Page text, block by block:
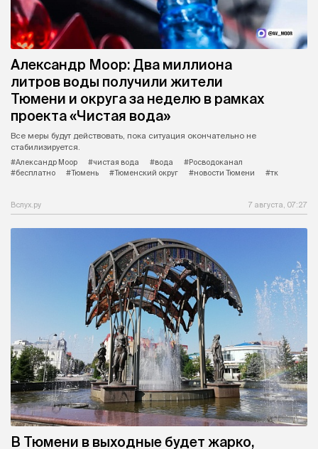
Александр Моор: Два миллиона
литров воды получили жители
Тюмени и округа за неделю в рамках
проекта «Чистая вода»
Все меры будут действовать, пока ситуация окончательно не
стабилизируется.
#Александр Моор
#чистая вода #вода
#Росводоканал
#бесплатно
#Тюмень #Тюменский округ #новости Тюмени #тк
Вслух.ру 7 августа, 07:27
В Тюмени в выходные будет жарко,